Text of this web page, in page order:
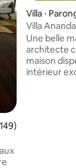
: 4,84 sur 5
moyenne sur
Villa ⋅
Villa Ananda
Une belle
architecte
maison
intérieur